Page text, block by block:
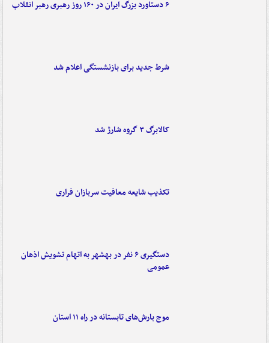
۶ دستاورد بزرگ ایران در ۱۶۰ روز رهبری رهبر انقلاب
شرط جدید برای بازنشستگی اعلام شد
کالابرگ ۳ گروه شارژ شد
تکذیب شایعه معافیت سربازان فراری
دستگیری ۶ نفر در بهشهر به اتهام تشویش اذهان
عمومی
موج بارش‌های تابستانه در راه ۱۱ استان